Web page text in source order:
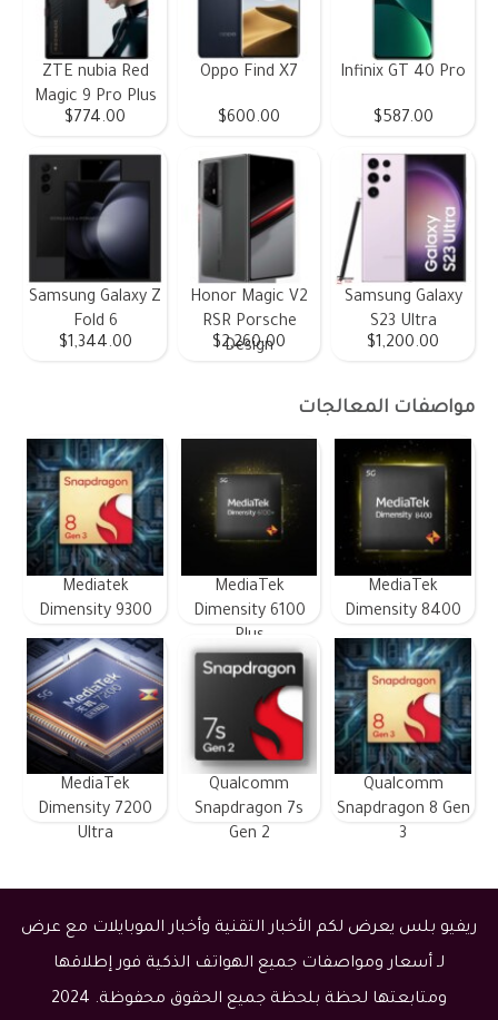
Infinix GT 40 Pro
$587.00
Oppo Find X7
$600.00
ZTE nubia Red
Magic 9 Pro Plus
$774.00
Samsung Galaxy
S23 Ultra
$1,200.00
Honor Magic V2
RSR Porsche
Design
$2,260.00
Samsung Galaxy Z
Fold 6
$1,344.00
مواصفات المعالجات
MediaTek
Dimensity 8400
MediaTek
Dimensity 6100
Plus
Mediatek
Dimensity 9300
Qualcomm
Snapdragon 8 Gen
3
Qualcomm
Snapdragon 7s
Gen 2
MediaTek
Dimensity 7200
Ultra
ريفيو بلس يعرض لكم الأخبار التقنية وأخبار الموبايلات مع عرض
لـ أسعار ومواصفات جميع الهواتف الذكية فور إطلاقها
ومتابعتها لحظة بلحظة جميع الحقوق محفوظة. 2024